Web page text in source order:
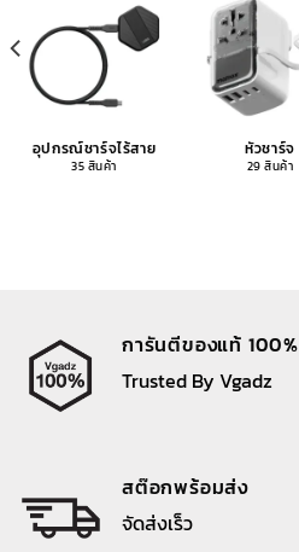
อุปกรณ์ชาร์จไร้สาย
35 สินค้า
หัวชาร์จ
29 สินค้า
การันตีของแท้ 100%
Trusted By Vgadz
สต๊อกพร้อมส่ง
จัดส่งเร็ว